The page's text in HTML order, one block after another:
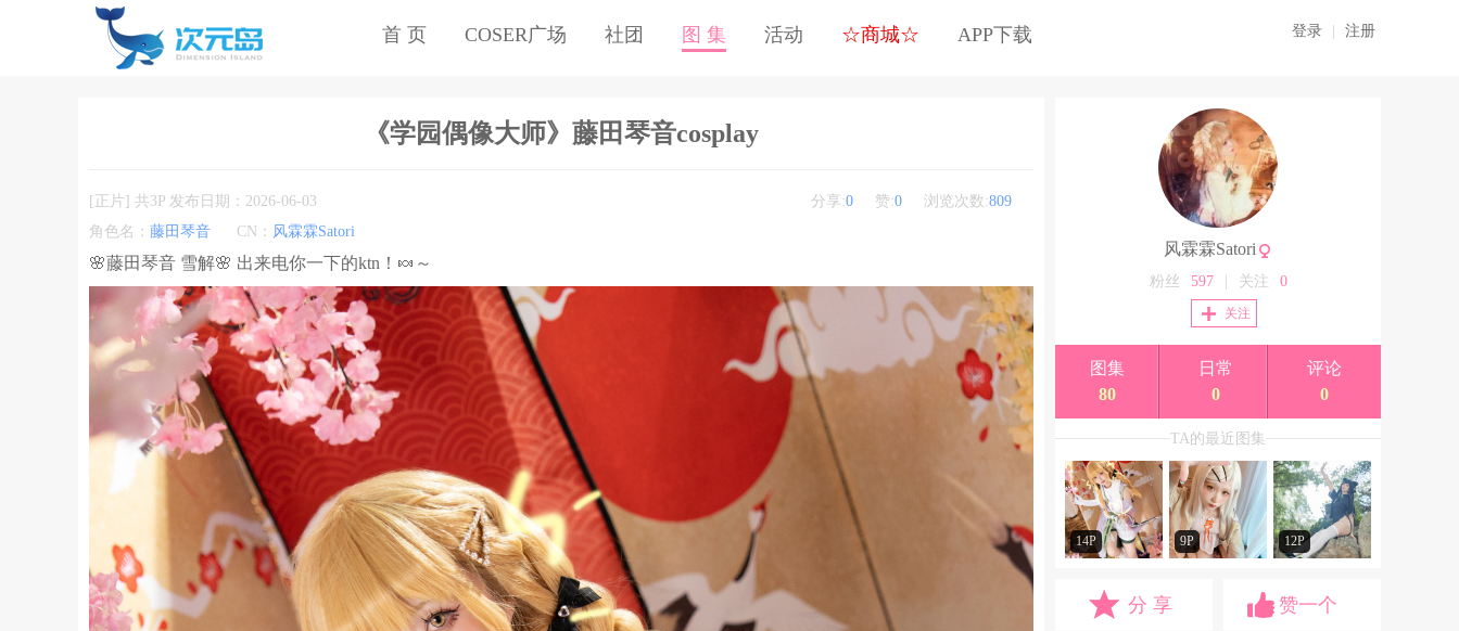
首 页 COSER广场 社团 图 集 活动 ☆商城☆ APP下载 登录 注册
《学园偶像大师》藤田琴音 cosplay
[正片] 共3P 发布日期：2026-06-03 浏览次数:809
赞:0
分享:0
角色名： 藤田琴音 CN： 风霖霖Satori
🌸藤田琴音 雪解🌸 出来电你一下的ktn！🍬～
风霖霖Satori
粉丝 597 关注 0
关注
图集
80
日常
0
评论
0
TA的最近图集
14P 9P 12P
分 享 赞一个